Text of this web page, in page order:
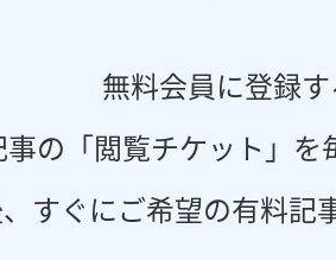
無料会員に登録
事の「閲覧チケット」
すぐにご希望の有料記